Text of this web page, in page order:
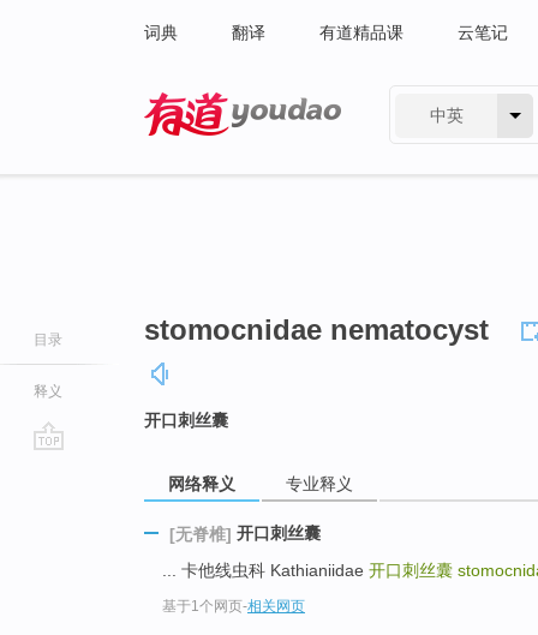
词典 翻译 有道精品课 云笔记
中英
目录
释义
stomocnidae nematocyst
开口刺丝囊
网络释义 专业释义
[无脊椎] 开口刺丝囊
... 卡他线虫科 Kathianiidae 开口刺丝囊
基于1个网页-相关网页